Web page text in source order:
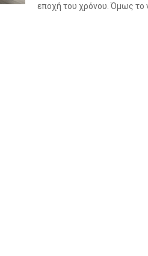
εποχή του χρόνου. Όμως το